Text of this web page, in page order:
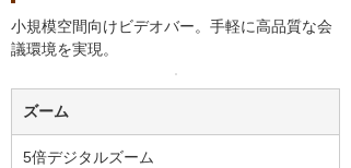
小規模空間向けビデオバー。手軽に高品質な会
議環境を実現。
ズーム
5倍デジタルズーム